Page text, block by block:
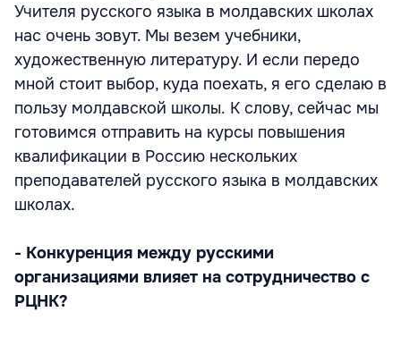
Учителя русского языка в молдавских школах
нас очень зовут. Мы везем учебники,
художественную литературу. И если передо
мной стоит выбор, куда поехать, я его сделаю в
пользу молдавской школы. К слову, сейчас мы
готовимся отправить на курсы повышения
квалификации в Россию нескольких
преподавателей русского языка в молдавских
школах.
- Конкуренция между русскими
организациями влияет на сотрудничество с
РЦНК?